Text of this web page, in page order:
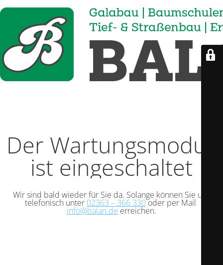
Der Wartungsmodus
ist eingeschaltet
Wir sind bald wieder für Sie da. Solange können Sie uns
telefonisch unter 02363 – 366 330oder per Mail
info@balan.de erreichen.